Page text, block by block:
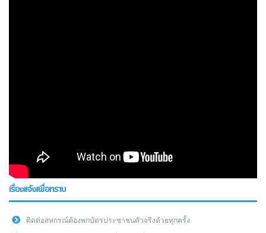
เรื่องแจ้งเพื่อทราบ
ติดต่อสหกรณ์ต้องพกบัตรประชาชนตัวจริงด้วยทุกครั้ง